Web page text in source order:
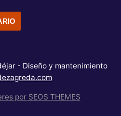
- Diseño y mantenimiento
por SEOS THEMES